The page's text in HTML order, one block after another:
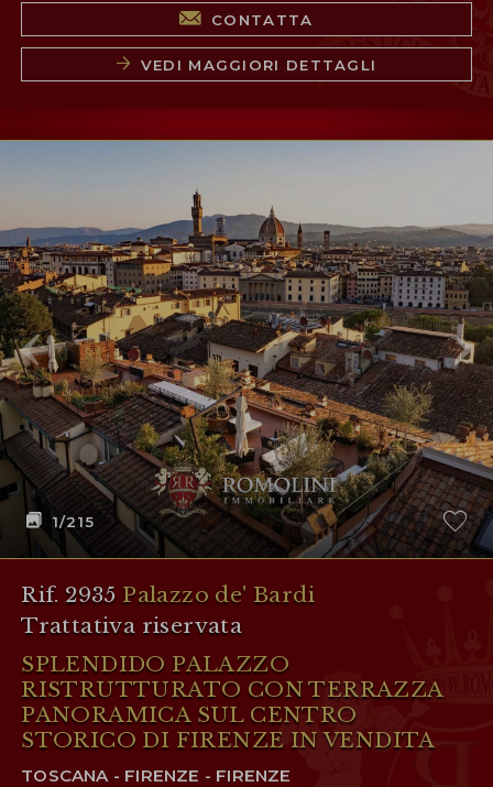
CONTATTA
VEDI MAGGIORI DETTAGLI
1/215
Rif. 2935 Palazzo de' Bardi
Trattativa riservata
SPLENDIDO PALAZZO
RISTRUTTURATO CON TERRAZZA
PANORAMICA SUL CENTRO
STORICO DI FIRENZE IN VENDITA
TOSCANA - FIRENZE - FIRENZE